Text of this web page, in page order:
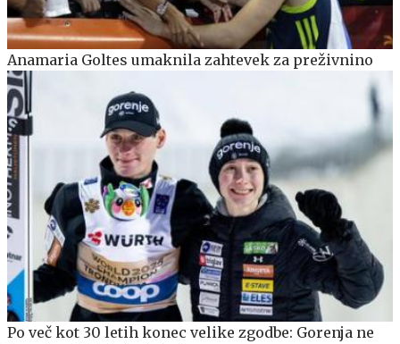
Anamaria Goltes umaknila zahtevek za preživnino
Po več kot 30 letih konec velike zgodbe: Gorenja ne